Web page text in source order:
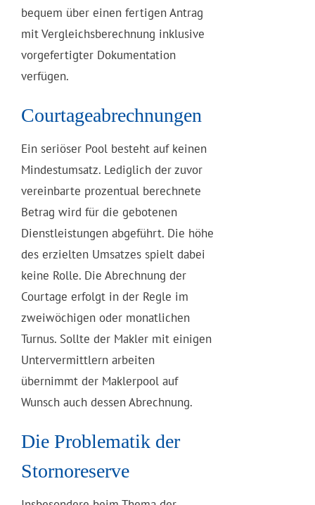
bequem über einen fertigen Antrag
mit Vergleichsberechnung inklusive
vorgefertigter Dokumentation
verfügen.
Courtageabrechnungen
Ein seriöser Pool besteht auf keinen
Mindestumsatz. Lediglich der zuvor
vereinbarte prozentual berechnete
Betrag wird für die gebotenen
Dienstleistungen abgeführt. Die höhe
des erzielten Umsatzes spielt dabei
keine Rolle. Die Abrechnung der
Courtage erfolgt in der Regle im
zweiwöchigen oder monatlichen
Turnus. Sollte der Makler mit einigen
Untervermittlern arbeiten
übernimmt der Maklerpool auf
Wunsch auch dessen Abrechnung.
Die Problematik der
Stornoreserve